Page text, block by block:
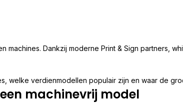
Dankzij moderne Print & Sign partners,
verdienmodellen populair zijn en waar de
machinevrij model